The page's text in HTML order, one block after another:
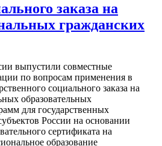
заказа на
гражданских
выпустили совместные
по вопросам применения в
социального заказа на
образовательных
для государственных
России на основании
сертификата на
образование